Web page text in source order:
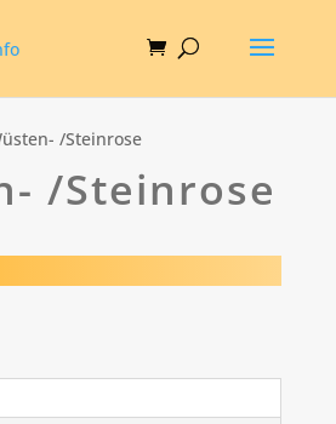
/Steinrose
/Steinrose